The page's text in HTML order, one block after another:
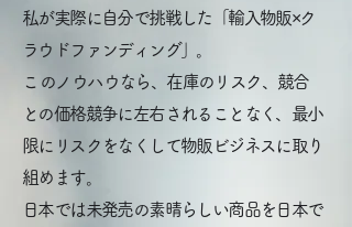
私が実際に自分で挑戦した「輸入物販×ク
ラウドファンディング」。
​このノウハウなら、在庫のリスク、競合
との価格競争に左右されることなく、最小
限にリスクをなくして物販ビジネスに取り
組めます。
日本では未発売の素晴らしい商品を日本で